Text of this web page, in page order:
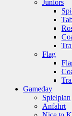
Juniors
Flag
Gameday
Spielplan
Anfahrt